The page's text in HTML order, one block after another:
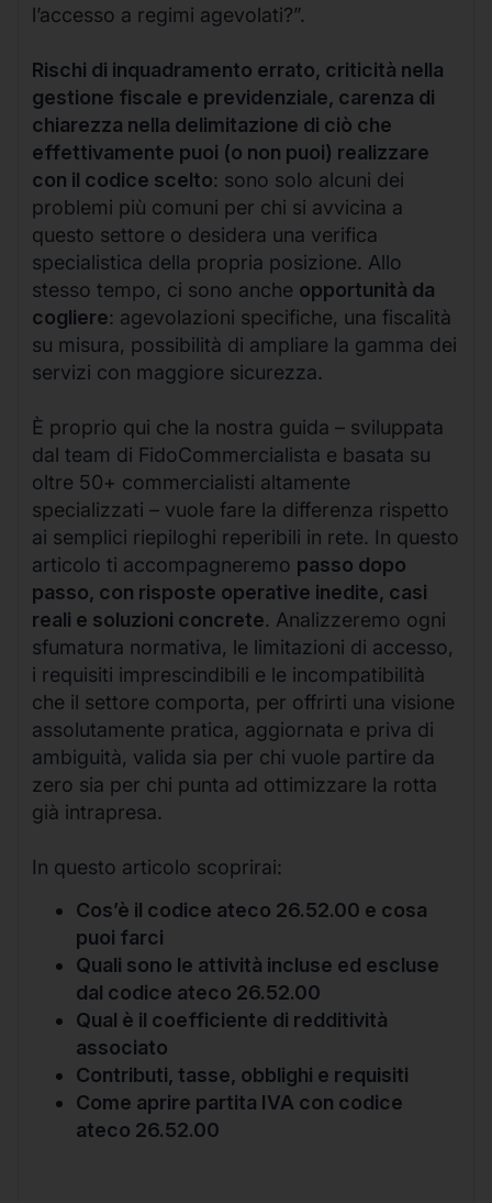
l’accesso a regimi agevolati?”.
Rischi di inquadramento errato, criticità nella
gestione fiscale e previdenziale, carenza di
chiarezza nella delimitazione di ciò che
effettivamente puoi (o non puoi) realizzare
con il codice scelto: sono solo alcuni dei
problemi più comuni per chi si avvicina a
questo settore o desidera una verifica
specialistica della propria posizione. Allo
stesso tempo, ci sono anche opportunità da
cogliere: agevolazioni specifiche, una fiscalità
su misura, possibilità di ampliare la gamma dei
servizi con maggiore sicurezza.
È proprio qui che la nostra guida – sviluppata
dal team di FidoCommercialista e basata su
oltre 50+ commercialisti altamente
specializzati – vuole fare la differenza rispetto
ai semplici riepiloghi reperibili in rete. In questo
articolo ti accompagneremo passo dopo
passo, con risposte operative inedite, casi
reali e soluzioni concrete. Analizzeremo ogni
sfumatura normativa, le limitazioni di accesso,
i requisiti imprescindibili e le incompatibilità
che il settore comporta, per offrirti una visione
assolutamente pratica, aggiornata e priva di
ambiguità, valida sia per chi vuole partire da
zero sia per chi punta ad ottimizzare la rotta
già intrapresa.
In questo articolo scoprirai:
Cos’è il codice ateco 26.52.00 e cosa
puoi farci
Quali sono le attività incluse ed escluse
dal codice ateco 26.52.00
Qual è il coefficiente di redditività
associato
Contributi, tasse, obblighi e requisiti
Come aprire partita IVA con codice
ateco 26.52.00